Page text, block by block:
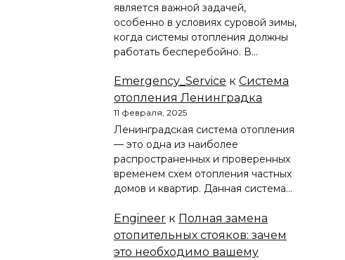
является важной задачей,
особенно в условиях суровой зимы,
когда системы отопления должны
работать бесперебойно. В…
Emergency_Service к Система
отопления Ленинградка
11 февраля, 2025
Ленинградская система отопления
— это одна из наиболее
распространенных и проверенных
временем схем отопления частных
домов и квартир. Данная система…
Engineer к Полная замена
отопительных стояков: зачем
это необходимо вашему